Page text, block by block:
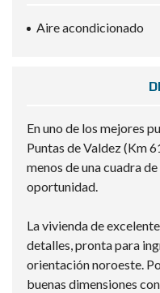
Aire acondicionado
En uno de los mejores
Puntas de Valdez (Km
menos de una cuadra
oportunidad.
La vivienda de
detalles, pronta para
orientación noroeste.
buenas dimensiones